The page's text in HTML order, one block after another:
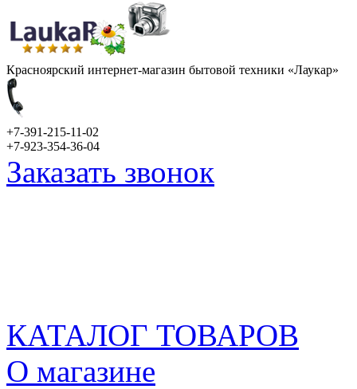
Красноярский интернет-магазин бытовой техники «Лаукар»
+7-391-215-11-02
+7-923-354-36-04
Заказать звонок
КАТАЛОГ ТОВАРОВ
О магазине